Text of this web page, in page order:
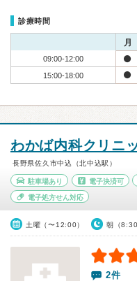
診療時間
月
09:00-12:00
15:00-18:00
わかば内科クリニ
長野県佐久市中込（北中込駅）
駐車場あり 電子決済可
電子処方せん対応
土曜（〜12:00） 朝（8:30
2件